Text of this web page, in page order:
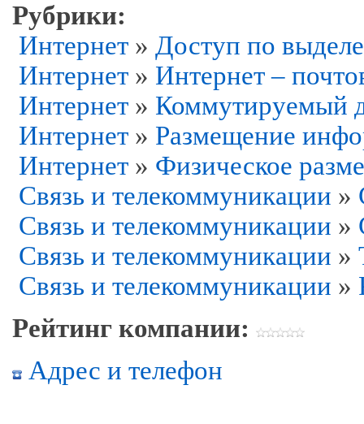
Рубрики:
Интернет » Доступ по
Интернет » Интернет –
Интернет » Коммутируемый
Интернет » Размещение
Интернет » Физическое
Связь и телекоммуникации »
Связь и телекоммуникации »
Связь и телекоммуникации »
Связь и телекоммуникации »
Рейтинг компании:
Адрес и телефон